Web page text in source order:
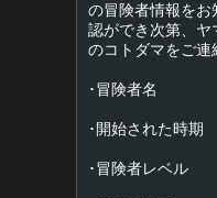
の冒険者情報をお
認ができ次第、ヤ
のコトダマをご連
･冒険者名
･開始された時期
･冒険者レベル